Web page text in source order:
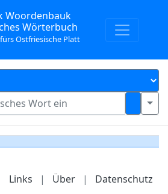
Woordenbauk
Wörterbuch
Ostfriesische Platt
Links | Über | Datenschutz